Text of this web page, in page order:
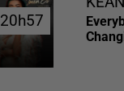
20h57
20h57